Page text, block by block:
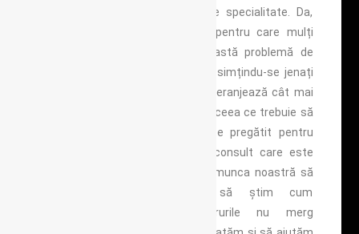
medic în urma unui consult de specialitate. Da,
acesta este motivul principal pentru care mulți
dintre cei care suferă de această problemă de
sănătate ajung târziu la medic simțindu-se jenați
atât de a discuta despre ce îi deranjează cât mai
ales de consultul în esență. Dar ceea ce trebuie să
înțelegeți este că medicul este pregătit pentru
astfel de informații și pentru consult care este
necesar de a fi efectuat. Este munca noastră să
cunoaștem corpul uman, să știm cum
funcționează și unde lucrurile nu merg